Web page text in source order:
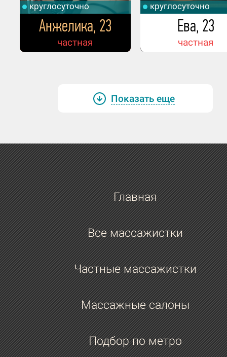
круглосуточно
Анжелика, 23
частная
круглосуточно
Ева, 23
частная
Показать еще
Главная
Все массажистки
Частные массажистки
Массажные салоны
Подбор по метро